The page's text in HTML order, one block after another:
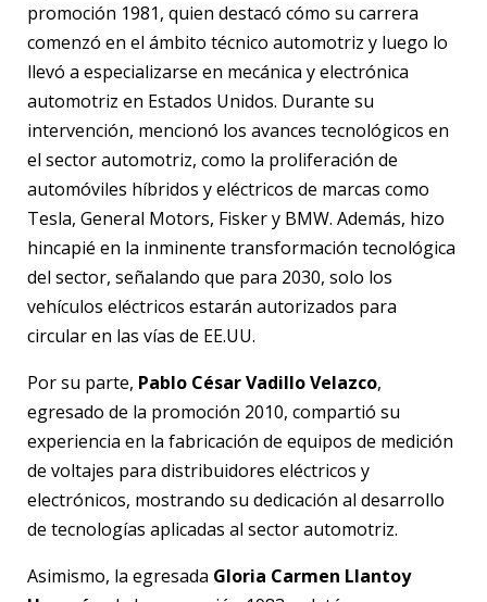
promoción 1981, quien destacó cómo su carrera
comenzó en el ámbito técnico automotriz y luego lo
llevó a especializarse en mecánica y electrónica
automotriz en Estados Unidos. Durante su
intervención, mencionó los avances tecnológicos en
el sector automotriz, como la proliferación de
automóviles híbridos y eléctricos de marcas como
Tesla, General Motors, Fisker y BMW. Además, hizo
hincapié en la inminente transformación tecnológica
del sector, señalando que para 2030, solo los
vehículos eléctricos estarán autorizados para
circular en las vías de EE.UU.
Por su parte, Pablo César Vadillo Velazco,
egresado de la promoción 2010, compartió su
experiencia en la fabricación de equipos de medición
de voltajes para distribuidores eléctricos y
electrónicos, mostrando su dedicación al desarrollo
de tecnologías aplicadas al sector automotriz.
Asimismo, la egresada Gloria Carmen Llantoy